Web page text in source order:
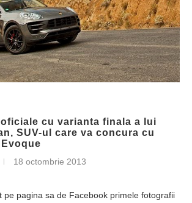
oficiale cu varianta finala a lui
SUV-ul care va concura cu
18 octombrie 2013
pe pagina sa de Facebook primele fotografii